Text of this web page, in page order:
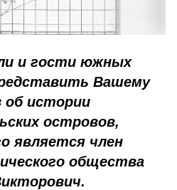
и гости южных
Вашему
об истории
островов,
является член
общества